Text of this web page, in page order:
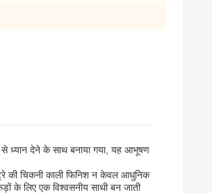
से ध्यान देने के साथ बनाया गया, यह आभूषण
की चिकनी काली फिनिश न केवल आधुनिक
के लिए एक विश्वसनीय साथी बन जाती